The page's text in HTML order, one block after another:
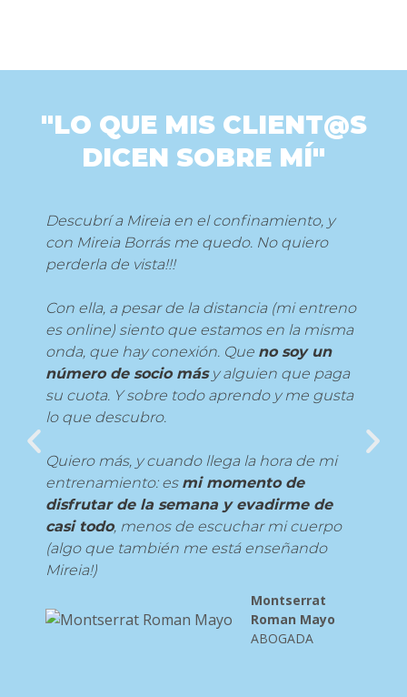
"LO QUE MIS CLIENT@S
DICEN SOBRE MÍ"
Descubrí a Mireia en el confinamiento, y
con Mireia Borrás me quedo. No quiero
perderla de vista!!!
Con ella, a pesar de la distancia (mi entreno
es online) siento que estamos en la misma
onda, que hay conexión. Que no soy un
número de socio másy alguien que paga
su cuota. Y sobre todo aprendo y me gusta
lo que descubro.
Quiero más, y cuando llega la hora de mi
entrenamiento: es mi momento de
disfrutar de la semana y evadirme de
casi todo, menos de escuchar mi cuerpo
(algo que también me está enseñando
Mireia!)
Montserrat
Roman Mayo
ABOGADA